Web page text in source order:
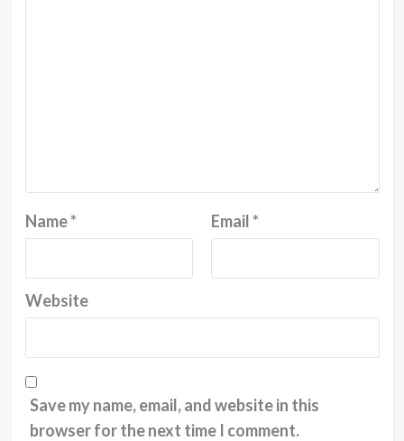
Name* Email*
Website
Save my name, email, and website in this
browser for the next time I comment.